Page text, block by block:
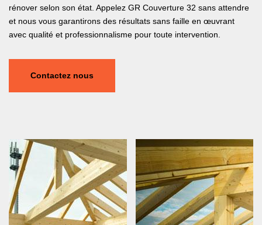
rénover selon son état. Appelez GR Couverture 32 sans attendre
et nous vous garantirons des résultats sans faille en œuvrant
avec qualité et professionnalisme pour toute intervention.
Contactez nous